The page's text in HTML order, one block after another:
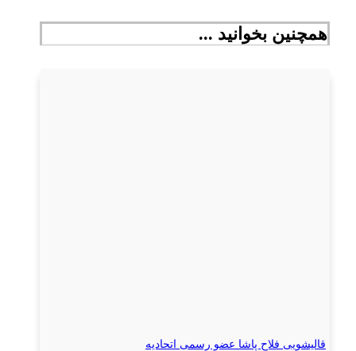
همچنین بخوانید ...
قالیشویی فلاح پاشا عضو رسمی اتحادیه